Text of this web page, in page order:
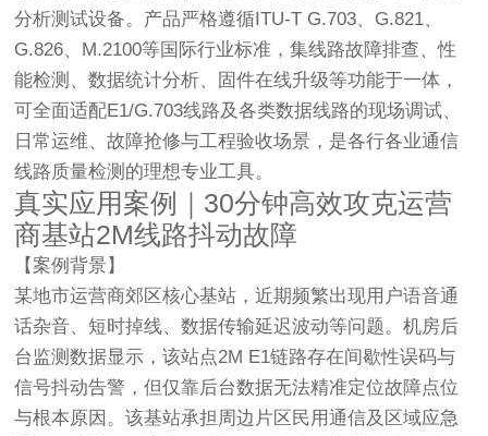
分析测试设备。产品严格遵循ITU-T G.703、G.821、
G.826、M.2100等国际行业标准，集线路故障排查、性
能检测、数据统计分析、固件在线升级等功能于一体，
可全面适配E1/G.703线路及各类数据线路的现场调试、
日常运维、故障抢修与工程验收场景，是各行各业通信
线路质量检测的理想专业工具。
真实应用案例｜30分钟高效攻克运营
商基站2M线路抖动故障
【案例背景】
某地市运营商郊区核心基站，近期频繁出现用户语音通
话杂音、短时掉线、数据传输延迟波动等问题。机房后
台监测数据显示，该站点2M E1链路存在间歇性误码与
信号抖动告警，但仅靠后台数据无法精准定位故障点位
与根本原因。该基站承担周边片区民用通信及区域应急